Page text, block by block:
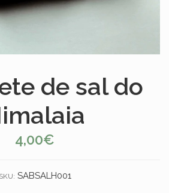
de sal do
4,00€
SKU: SABSALH001